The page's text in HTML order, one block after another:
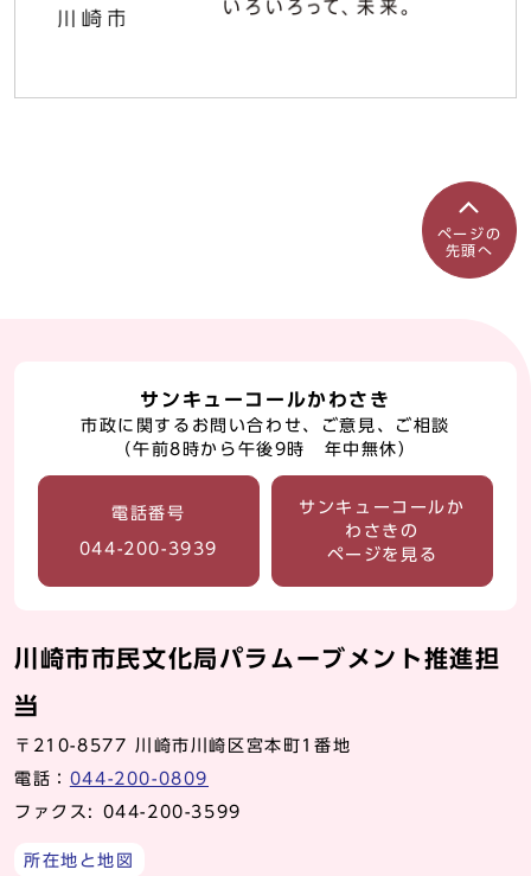
ページの
先頭へ
サンキューコールかわさき
市政に関するお問い合わせ、ご意見、ご相談
（午前8時から午後9時 年中無休）
電話番号
044-200-3939
サンキューコールか
わさきの
ページを見る
川崎市市民文化局パラムーブメント推進担
当
〒210-8577 川崎市川崎区宮本町1番地
電話： 044-200-0809
ファクス: 044-200-3599
所在地と地図